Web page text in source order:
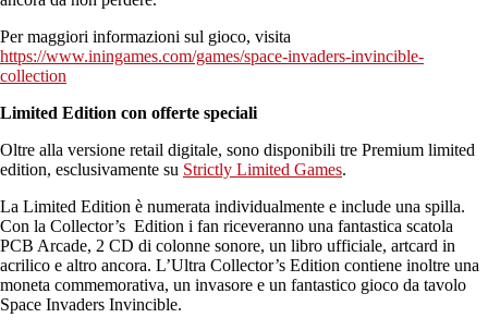
Per maggiori informazioni sul gioco, visita
https://www.iningames.com/games/space-invaders-invincible-
collection
Limited Edition con offerte speciali
Oltre alla versione retail digitale, sono disponibili tre Premium limited
edition, esclusivamente su Strictly Limited Games.
La Limited Edition è numerata individualmente e include una spilla.
Con la Collector’s Edition i fan riceveranno una fantastica scatola
PCB Arcade, 2 CD di colonne sonore, un libro ufficiale, artcard in
acrilico e altro ancora. L’Ultra Collector’s Edition contiene inoltre una
moneta commemorativa, un invasore e un fantastico gioco da tavolo
Space Invaders Invincible.